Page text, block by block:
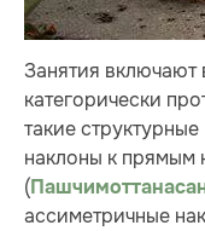
Занятия включают
категорически
такие
наклоны к прямым
(
ассиметричные